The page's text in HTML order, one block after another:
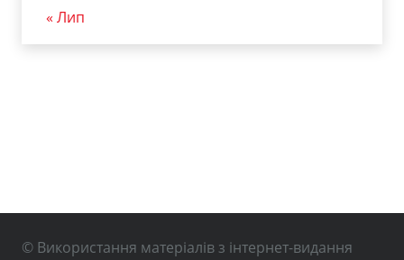
« Лип
© Використання матеріалів з інтернет-видання